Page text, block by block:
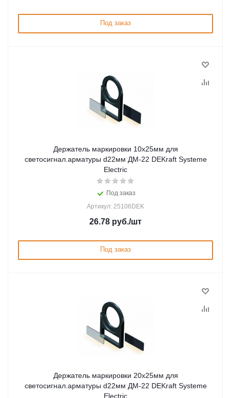
Под заказ
Держатель маркировки 10х25мм для
светосигнал.арматуры d22мм ДМ-22 DEKraft Systeme
Electric
Под заказ
Артикул: 25106DEK
26.78 руб./шт
Под заказ
Держатель маркировки 20х25мм для
светосигнал.арматуры d22мм ДМ-22 DEKraft Systeme
Electric